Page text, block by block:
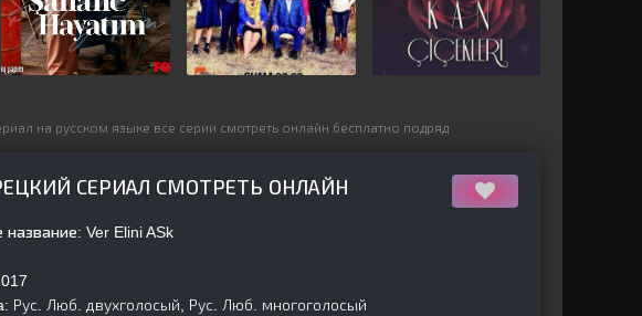
на русском языке все серии смотреть онлайн бесплатно подряд
СЕРИАЛ СМОТРЕТЬ ОНЛАЙН
название: Ver Elini ASk
Рус. Люб. двухголосый, Рус. Люб. многоголосый